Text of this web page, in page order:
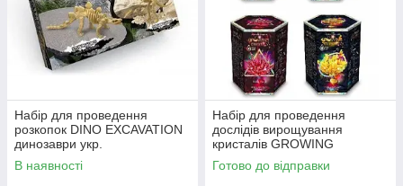
Набір для проведення
розкопок DINO EXCAVATION
динозаври укр.
В наявності
Набір для проведення
дослідів вирощування
кристалів GROWING
CRYSTAL тм Danko Toys
Готово до відправки